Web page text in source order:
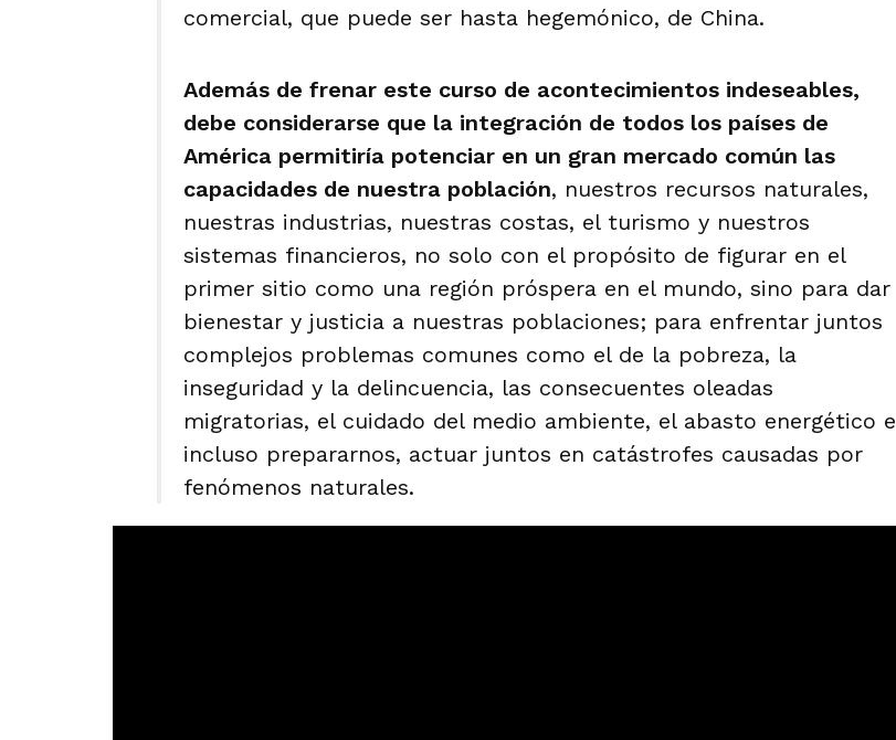
comercial, que puede ser hasta hegemónico, de China.
Además de frenar este curso de acontecimientos indeseables,
debe considerarse que la integración de todos los países de
América permitiría potenciar en un gran mercado común las
capacidades de nuestra población, nuestros recursos naturales,
nuestras industrias, nuestras costas, el turismo y nuestros
sistemas financieros, no solo con el propósito de figurar en el
primer sitio como una región próspera en el mundo, sino para dar
bienestar y justicia a nuestras poblaciones; para enfrentar juntos
complejos problemas comunes como el de la pobreza, la
inseguridad y la delincuencia, las consecuentes oleadas
migratorias, el cuidado del medio ambiente, el abasto energético e
incluso prepararnos, actuar juntos en catástrofes causadas por
fenómenos naturales.